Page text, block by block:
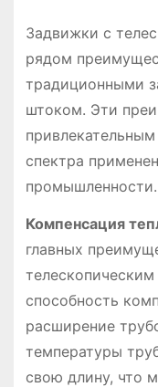
Задвижки с
рядом
традиционными
штоком. Эти
спектра
промышленности.
Компенсация
главных
способность
расширение
температуры
свою длину, что